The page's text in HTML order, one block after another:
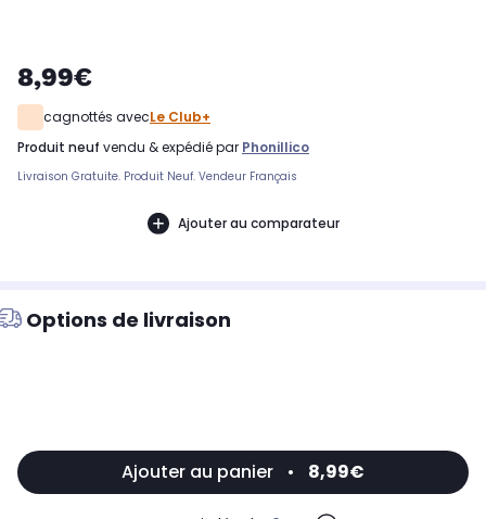
8,99€
cagnottés avecLe Club+
produit neuf vendu & expédié par Phonillico
Livraison Gratuite. Produit Neuf. Vendeur Français
Ajouter au comparateur
Options de livraison
Ajouter au panier • 8,99€